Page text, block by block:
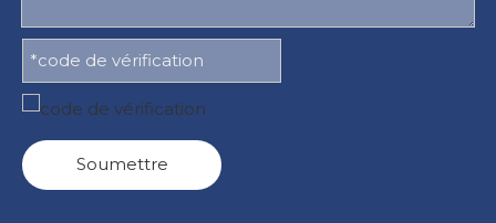
Soumettre